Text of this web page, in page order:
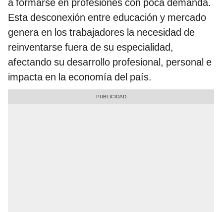
a formarse en profesiones con poca demanda.
Esta desconexión entre educación y mercado
genera en los trabajadores la necesidad de
reinventarse fuera de su especialidad,
afectando su desarrollo profesional, personal e
impacta en la economía del país.